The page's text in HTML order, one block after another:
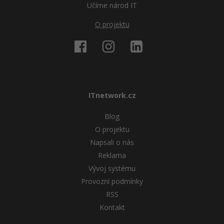
Kybernetická bezpečnost
Elektronický podpis
Učíme národ IT
O projektu
ITnetwork.cz
Blog
O projektu
Napsali o nás
Reklama
Vývoj systému
Provozní podmínky
RSS
Kontakt